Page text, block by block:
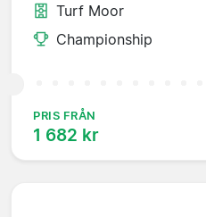
Turf Moor
Championship
PRIS FRÅN
1 682 kr